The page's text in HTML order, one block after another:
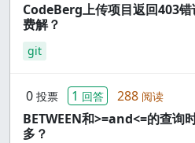
CodeBerg上传项目返回403
费解？
git
0 投票 1 回答 288 阅读
BETWEEN和>=and<=的查询
多？